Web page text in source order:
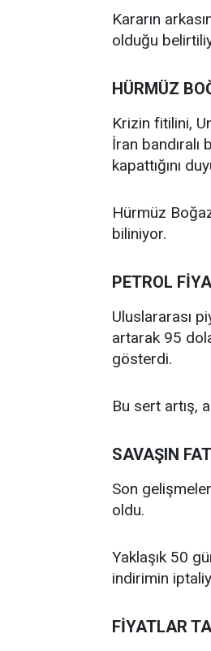
Kararın
olduğu
HÜRMÜZ
Krizin fitilini,
İran
kapattığını
Hürmüz
biliniyor.
PETROL
Uluslararası
artarak 95
gösterdi.
Bu sert artış,
SAVAŞIN
Son
oldu.
Yaklaşık 50
indirimin
FİYATLAR